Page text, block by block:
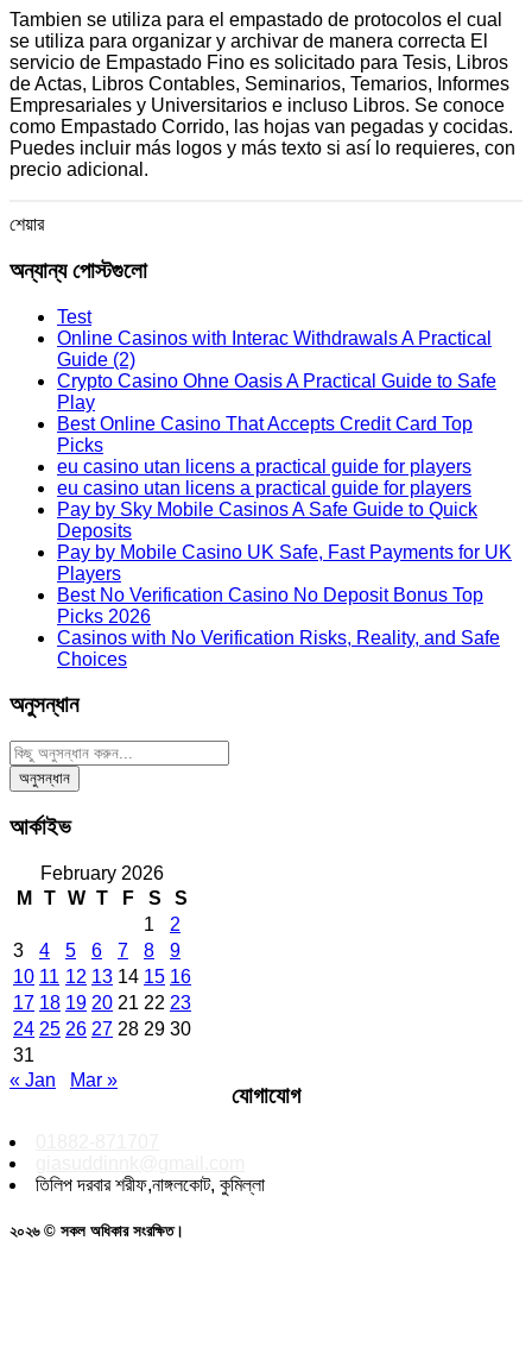
Tambien se utiliza para el empastado de protocolos el cual
se utiliza para organizar y archivar de manera correcta El
servicio de Empastado Fino es solicitado para Tesis, Libros
de Actas, Libros Contables, Seminarios, Temarios, Informes
Empresariales y Universitarios e incluso Libros. Se conoce
como Empastado Corrido, las hojas van pegadas y cocidas.
Puedes incluir más logos y más texto si así lo requieres, con
precio adicional.
শেয়ার
অন্যান্য পোস্টগুলো
Test
Online Casinos with Interac Withdrawals A Practical
Guide (2)
Crypto Casino Ohne Oasis A Practical Guide to Safe
Play
Best Online Casino That Accepts Credit Card Top
Picks
eu casino utan licens a practical guide for players
eu casino utan licens a practical guide for players
Pay by Sky Mobile Casinos A Safe Guide to Quick
Deposits
Pay by Mobile Casino UK Safe, Fast Payments for UK
Players
Best No Verification Casino No Deposit Bonus Top
Picks 2026
Casinos with No Verification Risks, Reality, and Safe
Choices
অনুসন্ধান
আর্কাইভ
February 2026
M
T W T F S
S
1
2
3
4 5 6 7 8
9
10 11 12 13 14 15 16
17 18 19 20 21 22 23
24 25 26 27 28 29 30
31
« Jan
Mar »
যোগাযোগ
তিলিপ দরবার শরীফ,নাঙ্গলকোট, কুমিল্লা
২০২৬ © সকল অধিকার সংরক্ষিত।